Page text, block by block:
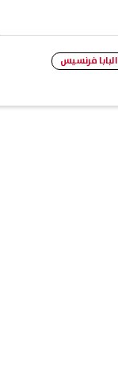
البابا فرنسيس